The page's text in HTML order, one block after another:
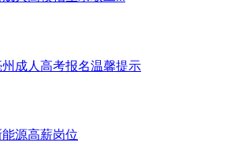
州成人高考报名温馨提示
源高薪岗位